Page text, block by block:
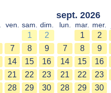
ven. sam. dim.
1
2
7 8
9
14 15
16
21 22
23
28 29
30
sept. 2026
lun. mar. mer.
1 2
7
8 9
14
15 16
21
22 23
28
29 30